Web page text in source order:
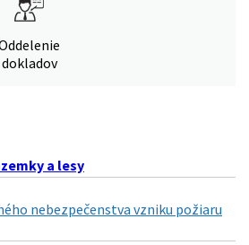
dokladov
a lesy
nebezpečenstva vzniku požiaru